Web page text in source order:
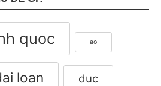
quoc ao
loan duc